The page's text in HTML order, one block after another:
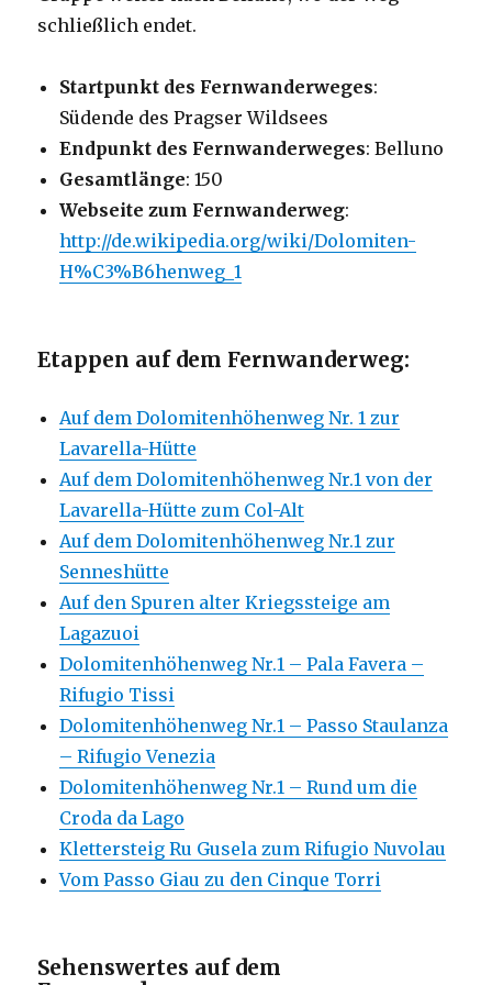
schließlich endet.
Startpunkt des Fernwanderweges:
Südende des Pragser Wildsees
Endpunkt des Fernwanderweges: Belluno
Gesamtlänge: 150
Webseite zum Fernwanderweg:
http://de.wikipedia.org/wiki/Dolomiten-
H%C3%B6henweg_1
Etappen auf dem Fernwanderweg:
Auf dem Dolomitenhöhenweg Nr. 1 zur
Lavarella-Hütte
Auf dem Dolomitenhöhenweg Nr.1 von der
Lavarella-Hütte zum Col-Alt
Auf dem Dolomitenhöhenweg Nr.1 zur
Senneshütte
Auf den Spuren alter Kriegssteige am
Lagazuoi
Dolomitenhöhenweg Nr.1 – Pala Favera –
Rifugio Tissi
Dolomitenhöhenweg Nr.1 – Passo Staulanza
– Rifugio Venezia
Dolomitenhöhenweg Nr.1 – Rund um die
Croda da Lago
Klettersteig Ru Gusela zum Rifugio Nuvolau
Vom Passo Giau zu den Cinque Torri
Sehenswertes auf dem